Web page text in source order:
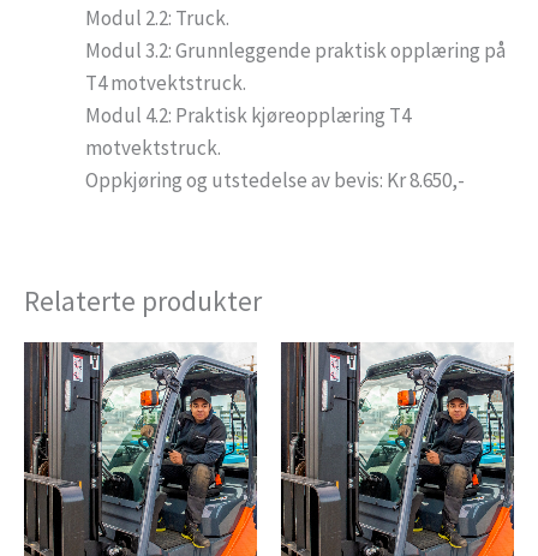
Modul 2.2: Truck.
Modul 3.2: Grunnleggende praktisk opplæring på
T4 motvektstruck.
Modul 4.2: Praktisk kjøreopplæring T4
motvektstruck.
Oppkjøring og utstedelse av bevis: Kr 8.650,-
Relaterte produkter